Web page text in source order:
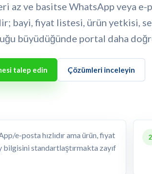
az ve basitse WhatsApp veya e-
bayi, fiyat listesi, ürün yetkisi,
büyüdüğünde portal daha
talep edin Çözümleri inceleyin
e-posta hızlıdır ama ürün, fiyat
bilgisini standartlaştırmakta zayıf
2